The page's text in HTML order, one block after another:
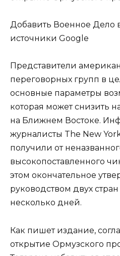
Добавить Военное Дело
источники Google
Представители
переговорных групп в
основные параметры
которая может снизить
на Ближнем Востоке.
журналисты The New
получили от
высокопоставленного
этом окончательное
руководством двух
несколько дней.
Как пишет издание,
открытие Ормузского